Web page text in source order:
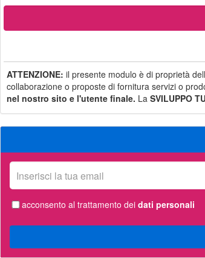
ATTENZIONE: il presente modulo è di proprietà
collaborazione o proposte di fornitura servizi o
nel nostro sito e l'utente finale. La SVILUPPO
La
tua
email
acconsento al trattamento dei dati personali